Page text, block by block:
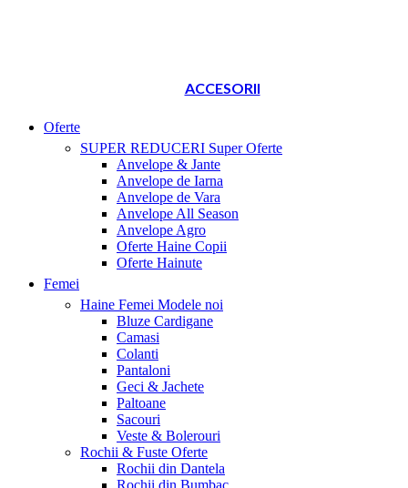
ACCESORII
Oferte
SUPER REDUCERI Super Oferte
Anvelope & Jante
Anvelope de Iarna
Anvelope de Vara
Anvelope All Season
Anvelope Agro
Oferte Haine Copii
Oferte Hainute
Femei
Haine Femei Modele noi
Bluze Cardigane
Camasi
Colanti
Pantaloni
Geci & Jachete
Paltoane
Sacouri
Veste & Bolerouri
Rochii & Fuste Oferte
Rochii din Dantela
Rochii din Bumbac